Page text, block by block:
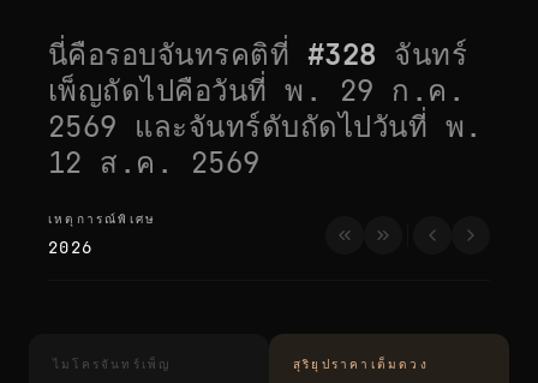
นี่คือรอบจันทรคติที่ #328 จันทร์
เพ็ญถัดไปคือวันที่พ. 29 ก.ค.
2569 และจันทร์ดับถัดไปวันที่ พ.
12 ส.ค. 2569
เหตุการณ์พิเศษ
เหตุการณ์พิเศษ
2026
ไมโครจันทร์เพ็ญ สุริยุปราคาเต็มดวง